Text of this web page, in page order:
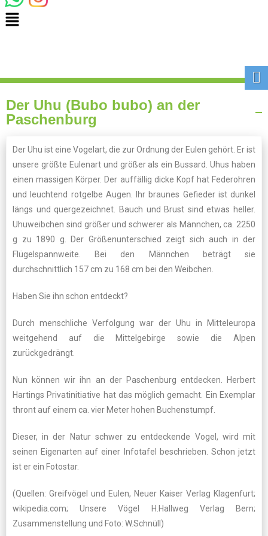
Der Uhu (Bubo bubo) an der
Paschenburg
Der Uhu ist eine Vogelart, die zur Ordnung der Eulen gehört. Er ist
unsere größte Eulenart und größer als ein Bussard. Uhus haben
einen massigen Körper. Der auffällig dicke Kopf hat Federohren
und leuchtend rotgelbe Augen. Ihr braunes Gefieder ist dunkel
längs und quergezeichnet. Bauch und Brust sind etwas heller.
Uhuweibchen sind größer und schwerer als Männchen, ca. 2250
g zu 1890 g. Der Größenunterschied zeigt sich auch in der
Flügelspannweite. Bei den Männchen beträgt sie
durchschnittlich 157 cm zu 168 cm bei den Weibchen.
Haben Sie ihn schon entdeckt?
Durch menschliche Verfolgung war der Uhu in Mitteleuropa
weitgehend auf die Mittelgebirge sowie die Alpen
zurückgedrängt.
Nun können wir ihn an der Paschenburg entdecken. Herbert
Hartings Privatinitiative hat das möglich gemacht. Ein Exemplar
thront auf einem ca. vier Meter hohen Buchenstumpf.
Dieser, in der Natur schwer zu entdeckende Vogel, wird mit
seinen Eigenarten auf einer Infotafel beschrieben. Schon jetzt
ist er ein Fotostar.
(Quellen: Greifvögel und Eulen, Neuer Kaiser Verlag Klagenfurt;
wikipedia.com; Unsere Vögel H.Hallweg Verlag Bern;
Zusammenstellung und Foto: W.Schnüll)